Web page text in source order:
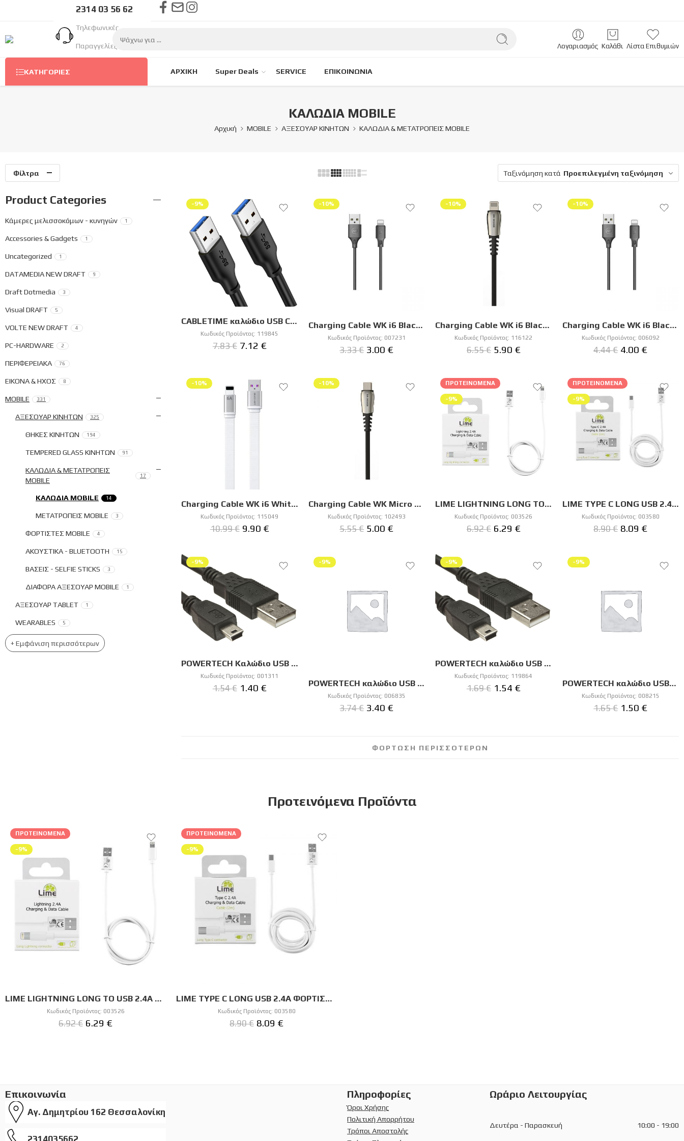
2314 03 56 62
Τηλεφωνικές
Παραγγελίες Στον Λογαριασμός Καλάθι Λίστα Επιθυμιών
ΚΑΤΗΓΟΡΊΕΣ ΑΡΧΙΚΗ Super Deals SERVICE ΕΠΙΚΟΙΝΩΝΙΑ
ΚΑΛΩΔΙΑ MOBILE
Αρχική MOBILE ΑΞΕΣΟΥΑΡ ΚΙΝΗΤΩΝ ΚΑΛΩΔΙΑ & ΜΕΤΑΤΡΟΠΕΙΣ MOBILE
Φίλτρα Ταξινόμηση κατά Προεπιλεγμένη ταξινόμηση
-9%
Κωδικός Προϊόντος: 119845
CABLETIME καλώδιο USB CT-AMAMN, 5Gbps, 3m, μαύρο
7.83€ 7.12 €
-10%
Κωδικός Προϊόντος: 007231
Charging Cable WK i6 Black 1m Full Speed Pro WDC-092 2.4A
3.33€ 3.00 €
-10%
Κωδικός Προϊόντος: 116122
Charging Cable WK i6 Black 1m WDC-089 2A
6.55€ 5.90 €
-10%
Κωδικός Προϊόντος: 006092
Charging Cable WK i6 Black 2m Full Speed Pro WDC-092 2.4A
4.44€ 4.00 €
-10%
Κωδικός Προϊόντος: 115049
Charging Cable WK i6 White 1,5m WDC-156 6A
10.99€ 9.90 €
-10%
Κωδικός Προϊόντος: 102493
Charging Cable WK Micro Black 1m WDC-089 2A
5.55€ 5.00 €
ΠΡΟΤΕΙΝΌΜΕΝΑ
-9%
Κωδικός Προϊόντος: 003526
LIME LIGHTNING LONG TO USB 2.4A ΦΟΡΤΙΣΗΣ-DATA 1m LUL01 WHITE
6.92€ 6.29 €
ΠΡΟΤΕΙΝΌΜΕΝΑ
-9%
Κωδικός Προϊόντος: 003580
LIME TYPE C LONG USB 2.4A ΦΟΡΤΙΣΗΣ-DATA 2m LUC02 WHITE
8.90€ 8.09 €
-9%
Κωδικός Προϊόντος: 001311
POWERTECH Καλώδιο USB 2.0 σε USB Mini CAB-U025, copper, 1.5m, μαύρο
1.54€ 1.40 €
-9%
Κωδικός Προϊόντος: 006835
POWERTECH καλώδιο USB Type-C σε Type-C CAB-UC041, 5A, copper, 1m, μαύρο
3.74€ 3.40 €
-9%
Κωδικός Προϊόντος: 119864
POWERTECH καλώδιο USB σε USB Mini CAB-U042, copper, 3m, μαύρο
1.69€ 1.54 €
-9%
Κωδικός Προϊόντος: 008215
POWERTECH καλώδιο USB-C CAB-UC009, 1m, μαύρο
1.65€ 1.50 €
ΦΟΡΤΩΣΗ ΠΕΡΙΣΣΟΤΕΡΩΝ
Product Categories
Κάμερες μελισσοκόμων - κυνηγών 1
Accessories & Gadgets 1
Uncategorized 1
DATAMEDIA NEW DRAFT 9
Draft Dotmedia 3
Visual DRAFT 5
VOLTE NEW DRAFT 4
PC-HARDWARE 2
ΠΕΡΙΦΕΡΕΙΑΚΑ 76
ΕΙΚΟΝΑ & ΗΧΟΣ 8
MOBILE 331
ΑΞΕΣΟΥΑΡ ΚΙΝΗΤΩΝ 325
ΘΗΚΕΣ ΚΙΝΗΤΩΝ 194
TEMPERED GLASS ΚΙΝΗΤΩΝ 91
ΚΑΛΩΔΙΑ & ΜΕΤΑΤΡΟΠΕΙΣ
MOBILE
17
ΚΑΛΩΔΙΑ MOBILE 14
ΜΕΤΑΤΡΟΠΕΙΣ MOBILE 3
ΦΟΡΤΙΣΤΕΣ MOBILE 4
ΑΚΟΥΣΤΙΚΑ - BLUETOOTH 15
ΒΑΣΕΙΣ - SELFIE STICKS 3
ΔΙΑΦΟΡΑ ΑΞΕΣΟΥΑΡ MOBILE 1
ΑΞΕΣΟΥΑΡ TABLET 1
WEARABLES 5
+ Εμφάνιση περισσότερων
Προτεινόμενα Προϊόντα
ΠΡΟΤΕΙΝΌΜΕΝΑ
-9%
Κωδικός Προϊόντος: 003526
LIME LIGHTNING LONG TO USB 2.4A ΦΟΡΤΙΣΗΣ-DATA 1m LUL01 WHITE
6.92€ 6.29 €
ΠΡΟΤΕΙΝΌΜΕΝΑ
-9%
Κωδικός Προϊόντος: 003580
LIME TYPE C LONG USB 2.4A ΦΟΡΤΙΣΗΣ-DATA 2m LUC02 WHITE
8.90€ 8.09 €
Επικοινωνία
Αγ. Δημητρίου 162 Θεσσαλονίκη
Πληροφορίες
Όροι Χρήσης
Πολιτική Απορρήτου
Τρόποι Αποστολής
Ωράριο Λειτουργίας
Δευτέρα - Παρασκευή 10:00 - 19:00